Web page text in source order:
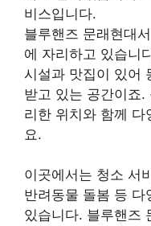
비스입니다.
블루핸즈 문래현대
에 자리하고 있습니
시설과 맛집이 있어
받고 있는 공간이죠.
리한 위치와 함께 다
요.
이곳에서는 청소 서
반려동물 돌봄 등 다
있습니다. 블루핸즈